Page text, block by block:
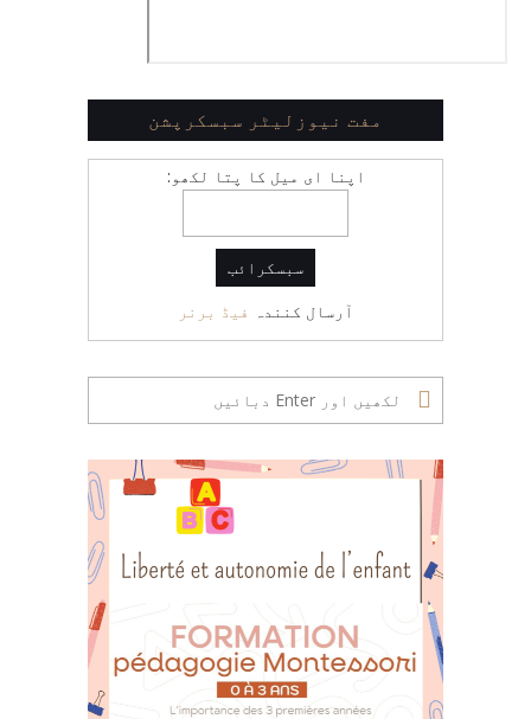
مفت نیوزلیٹر سبسکرپشن
اپنا ای میل کا پتا لکھو:
آرسال کنندہ فیڈ برنر